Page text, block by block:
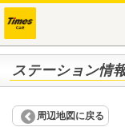
ステーション情
周辺地図に戻る